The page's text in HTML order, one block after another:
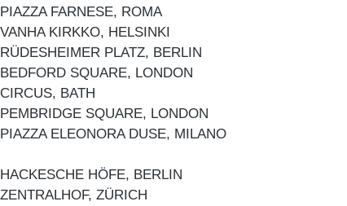
PIAZZA FARNESE, ROMA
VANHA KIRKKO, HELSINKI
RÜDESHEIMER PLATZ, BERLIN
BEDFORD SQUARE, LONDON
CIRCUS, BATH
PEMBRIDGE SQUARE, LONDON
PIAZZA ELEONORA DUSE, MILANO
HACKESCHE HÖFE, BERLIN
ZENTRALHOF, ZÜRICH